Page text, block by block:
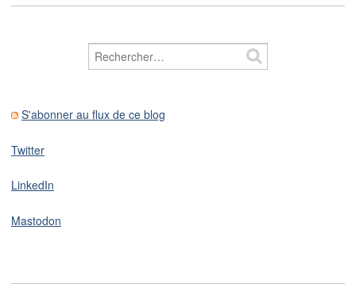
S'abonner au flux de ce blog
Twitter
LinkedIn
Mastodon